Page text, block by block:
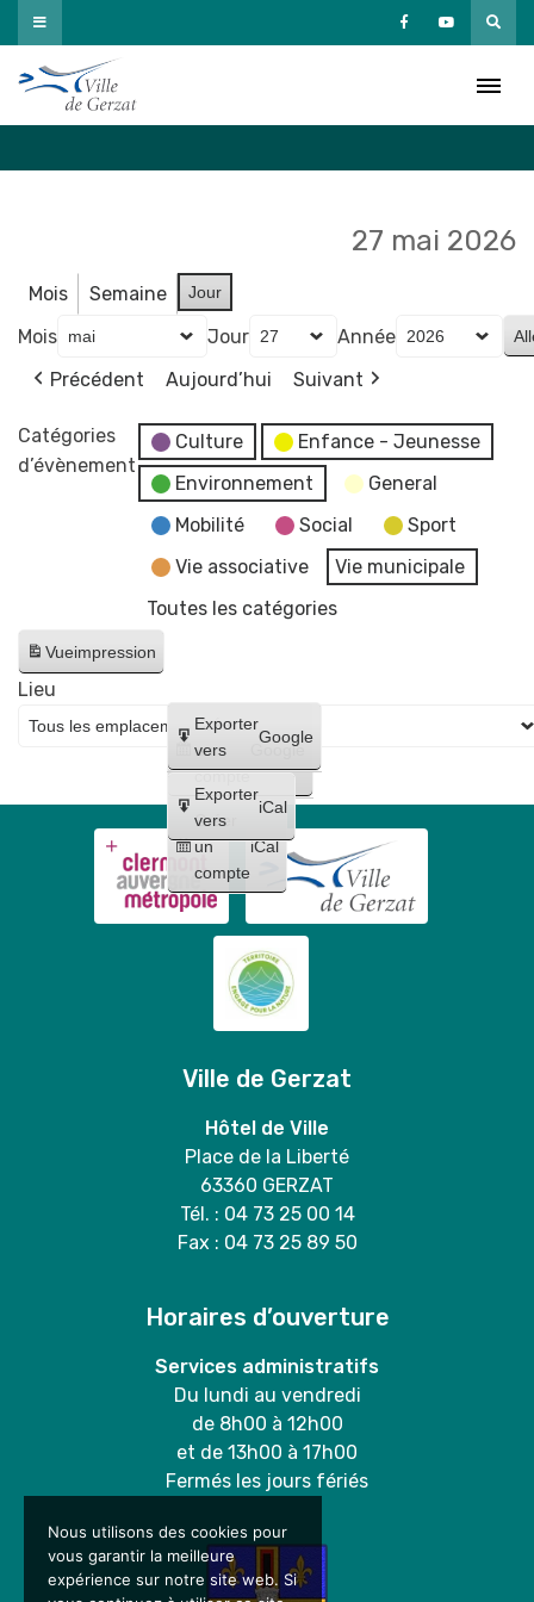
Passer
au
contenu
27 mai 2026
Mois Semaine Jour
Mois Jour
Année
Précédent
Aujourd’hui Suivant
Catégories
d’évènement
Culture
Enfance - Jeunesse
Environnement
General
Mobilité
Social
Sport
Vie associative
Vie municipale
Toutes les catégories
Vueimpression
Créer
un
compte
Google
Créer
un
compte
iCal
Exporter
vers
Google
Exporter
vers
iCal
Lieu
Ville de Gerzat
Hôtel de Ville
Place de la Liberté
63360 GERZAT
Tél. : 04 73 25 00 14
Fax : 04 73 25 89 50
Horaires d’ouverture
Services administratifs
Du lundi au vendredi
de 8h00 à 12h00
et de 13h00 à 17h00
Fermés les jours fériés
Nous utilisons des cookies pour
vous garantir la meilleure
expérience sur notre site web. Si